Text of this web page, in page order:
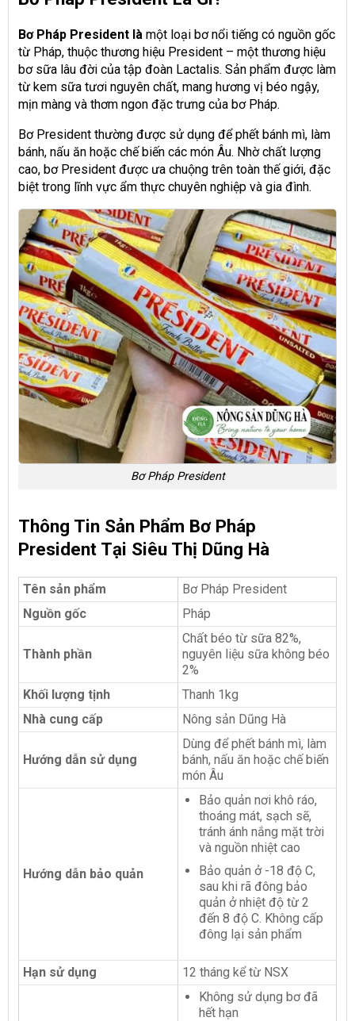
Bơ Pháp President là một loại bơ nổi tiếng có nguồn gốc
từ Pháp, thuộc thương hiệu President – một thương hiệu
bơ sữa lâu đời của tập đoàn Lactalis. Sản phẩm được làm
từ kem sữa tươi nguyên chất, mang hương vị béo ngậy,
mịn màng và thơm ngon đặc trưng của bơ Pháp.
Bơ President thường được sử dụng để phết bánh mì, làm
bánh, nấu ăn hoặc chế biến các món Âu. Nhờ chất lượng
cao, bơ President được ưa chuộng trên toàn thế giới, đặc
biệt trong lĩnh vực ẩm thực chuyên nghiệp và gia đình.
Bơ Pháp President
Thông Tin Sản Phẩm Bơ Pháp
President Tại Siêu Thị Dũng Hà
Tên sản phẩm
Bơ Pháp President
Nguồn gốc
Pháp
Thành phần
Chất béo từ sữa 82%,
nguyên liệu sữa không béo
2%
Khối lượng tịnh
Thanh 1kg
Nhà cung cấp
Nông sản Dũng Hà
Hướng dẫn sử dụng
Dùng để phết bánh mì, làm
bánh, nấu ăn hoặc chế biến
món Âu
Hướng dẫn bảo quản
Bảo quản nơi khô ráo,
thoáng mát, sạch sẽ,
tránh ánh nắng mặt trời
và nguồn nhiệt cao
Bảo quản ở -18 độ C,
sau khi rã đông bảo
quản ở nhiệt độ từ 2
đến 8 độ C. Không cấp
đông lại sản phẩm
Hạn sử dụng 12 tháng kể từ NSX
Không sử dụng bơ đã
hết hạn